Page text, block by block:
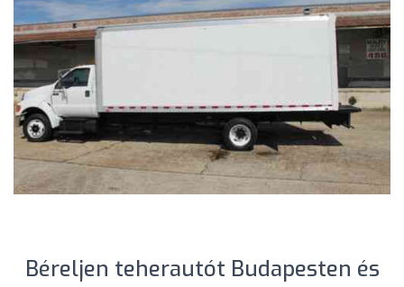
Béreljen teherautót Budapesten és